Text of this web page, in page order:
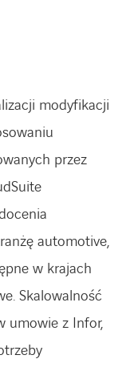
modyfikacji
przez
automotive,
w krajach
Skalowalność
umowie z Infor,